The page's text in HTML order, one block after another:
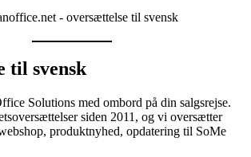
til svensk
Solutions med ombord på din salgsrejse.
siden 2011, og vi oversætter
produktnyhed, opdatering til SoMe